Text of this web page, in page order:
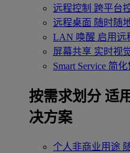
远程控制 跨平台
远程桌面 随时随
LAN 唤醒 启用远
屏幕共享 实时视
Smart Service 简化
按需求划分 适
决方案
个人非商业用途